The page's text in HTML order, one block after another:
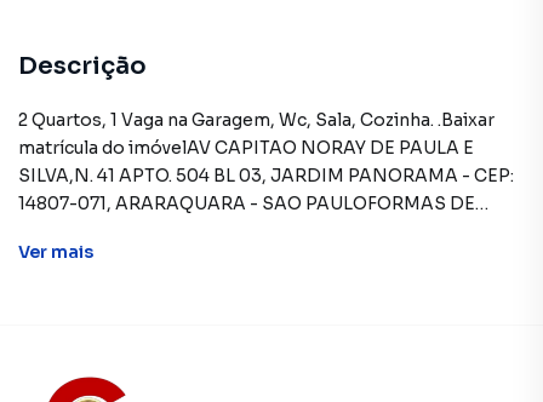
Descrição
2 Quartos, 1 Vaga na Garagem, Wc, Sala, Cozinha. .Baixar
matrícula do imóvelAV CAPITAO NORAY DE PAULA E
SILVA,N. 41 APTO. 504 BL 03, JARDIM PANORAMA - CEP:
14807-071, ARARAQUARA - SAO PAULOFORMAS DE
utilização de FGTS. Consulte condições e
Ver mais